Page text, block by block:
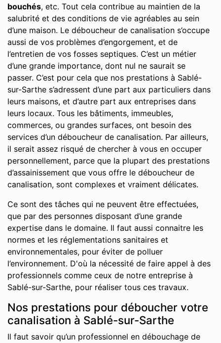
bouchés, etc. Tout cela contribue au maintien de la
salubrité et des conditions de vie agréables au sein
d’une maison. Le déboucheur de canalisation s’occupe
aussi de vos problèmes d’engorgement, et de
l’entretien de vos fosses septiques. C’est un métier
d’une grande importance, dont nul ne saurait se
passer. C’est pour cela que nos prestations à Sablé-
sur-Sarthe s’adressent d’une part aux particuliers dans
leurs maisons, et d’autre part aux entreprises dans
leurs locaux. Tous les bâtiments, immeubles,
commerces, ou grandes surfaces, ont besoin des
services d’un déboucheur de canalisation. Par ailleurs,
il serait assez risqué de chercher à vous en occuper
personnellement, parce que la plupart des prestations
d’assainissement que vous offre le déboucheur de
canalisation, sont complexes et vraiment délicates.
Ce sont des tâches qui ne peuvent être effectuées,
que par des personnes disposant d’une grande
expertise dans le domaine. Il faut aussi connaitre les
normes et les réglementations sanitaires et
environnementales, pour éviter de polluer
l’environnement. D'où la nécessité de faire appel à des
professionnels comme ceux de notre entreprise à
Sablé-sur-Sarthe, pour réaliser tous ces travaux.
Nos prestations pour déboucher votre
canalisation à Sablé-sur-Sarthe
Il faut savoir qu’un professionnel en débouchage de